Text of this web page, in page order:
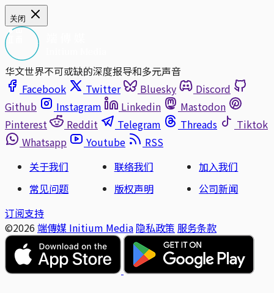
关闭
华文世界不可或缺的深度报导和多元声音
Facebook
Twitter Bluesky
Discord
Github
Instagram Linkedin
Mastodon
Pinterest
Reddit Telegram Threads
Tiktok
Whatsapp
Youtube
RSS
关于我们
联络我们
加入我们
常见问题
版权声明
公司新闻
订阅支持
©2026 端傳媒 Initium Media 隐私政策 服务条款